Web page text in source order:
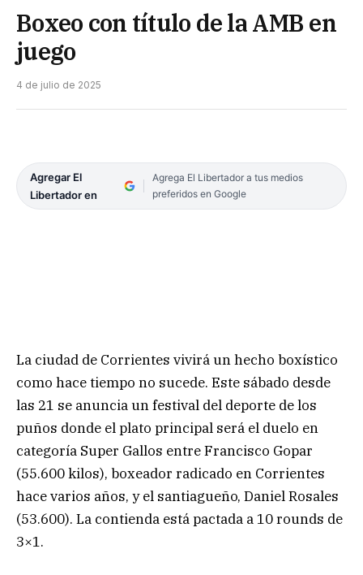
Boxeo con título de la AMB en
juego
4 de julio de 2025
Agregar El
Libertador en
Agrega El Libertador a tus medios
preferidos en Google
La ciudad de Corrientes vivirá un hecho boxístico
como hace tiempo no sucede. Este sábado desde
las 21 se anuncia un festival del deporte de los
puños donde el plato principal será el duelo en
categoría Super Gallos entre Francisco Gopar
(55.600 kilos), boxeador radicado en Corrientes
hace varios años, y el santiagueño, Daniel Rosales
(53.600). La contienda está pactada a 10 rounds de
3×1.